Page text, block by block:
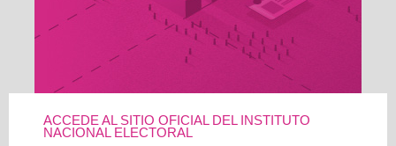
ACCEDE AL SITIO OFICIAL DEL INSTITUTO
NACIONAL ELECTORAL